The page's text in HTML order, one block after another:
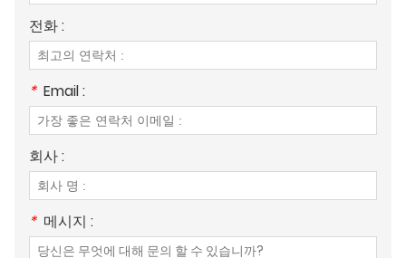
전화 :
* Email :
회사 :
* 메시지 :